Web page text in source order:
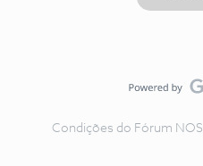
Condições do Fórum NOS